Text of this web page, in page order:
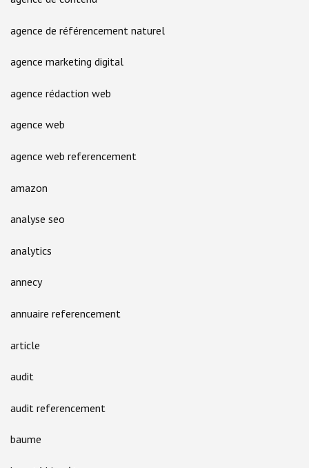
agence de référencement naturel
agence marketing digital
agence rédaction web
agence web
agence web referencement
amazon
analyse seo
analytics
annecy
annuaire referencement
article
audit
audit referencement
baume